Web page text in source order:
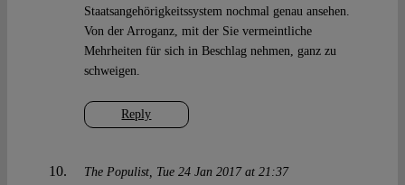
Reply
Staatsangehörigkeitssystem nochmal genau ansehen.
Von der Arroganz, mit der Sie vermeintliche
Mehrheiten für sich in Beschlag nehmen, ganz zu
schweigen.
The Populist Tue 24 Jan 2017 at 21:37